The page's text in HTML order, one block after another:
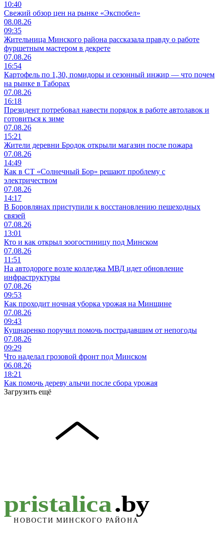
10:40
Свежий обзор цен на рынке «Экспобел»
08.08.26
09:35
Жительница Минского района рассказала правду о работе
фуршетным мастером в декрете
07.08.26
16:54
Картофель по 1,30, помидоры и сезонный инжир — что почем
на рынке в Таборах
07.08.26
16:18
Президент потребовал навести порядок в работе автолавок и
готовиться к зиме
07.08.26
15:21
Жители деревни Бродок открыли магазин после пожара
07.08.26
14:49
Как в СТ «Солнечный Бор» решают проблему с
электричеством
07.08.26
14:17
В Боровлянах приступили к восстановлению пешеходных
связей
07.08.26
13:01
Кто и как открыл зоогостиницу под Минском
07.08.26
11:51
На автодороге возле колледжа МВД идет обновление
инфраструктуры
07.08.26
09:53
Как проходит ночная уборка урожая на Минщине
07.08.26
09:43
Кушнаренко поручил помочь пострадавшим от непогоды
07.08.26
09:29
Что наделал грозовой фронт под Минском
06.08.26
18:21
Как помочь дереву алычи после сбора урожая
Загрузить ещё